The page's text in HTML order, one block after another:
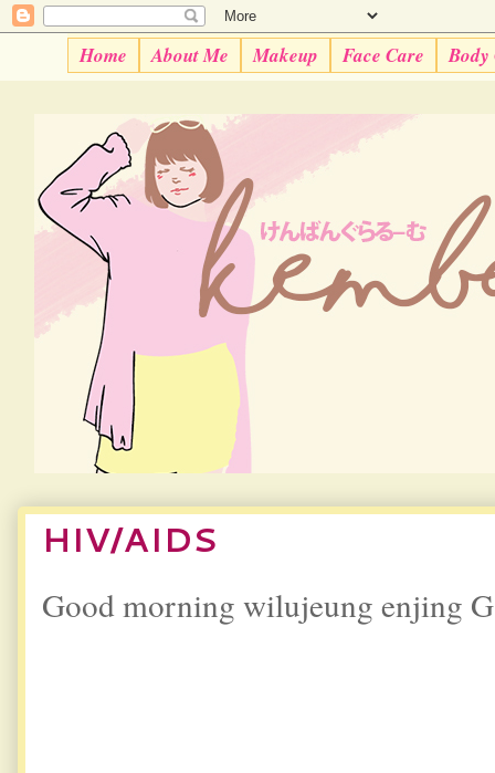
Home About Me Makeup Face Care Body
HIV/AIDS
Good morning wilujeung enjing